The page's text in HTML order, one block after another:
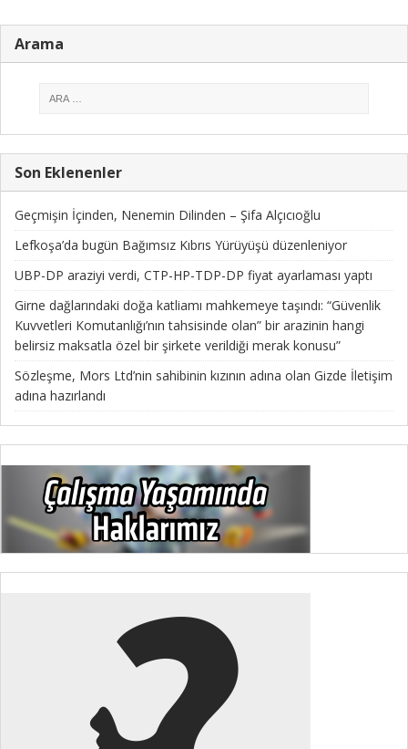
Arama
Son Eklenenler
Geçmişin İçinden, Nenemin Dilinden – Şifa Alçıcıoğlu
Lefkoşa’da bugün Bağımsız Kıbrıs Yürüyüşü düzenleniyor
UBP-DP araziyi verdi, CTP-HP-TDP-DP fiyat ayarlaması yaptı
Girne dağlarındaki doğa katliamı mahkemeye taşındı: “Güvenlik
Kuvvetleri Komutanlığı’nın tahsisinde olan” bir arazinin hangi
belirsiz maksatla özel bir şirkete verildiği merak konusu”
Sözleşme, Mors Ltd’nin sahibinin kızının adına olan Gizde İletişim
adına hazırlandı